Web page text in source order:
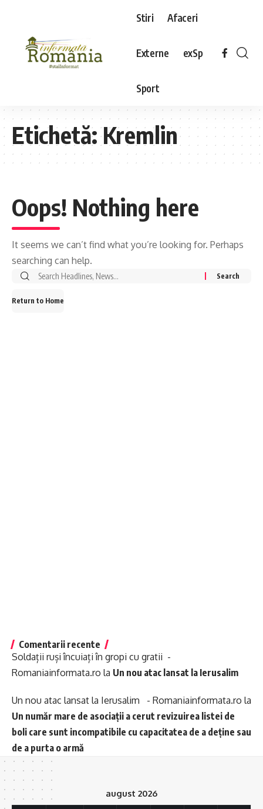
Stiri Afaceri
Externe exSp
Sport
Etichetă:Kremlin
Oops! Nothing here
It seems we can’t find what you’re looking for. Perhaps
searching can help.
Search
Return to Home
Comentarii recente
Soldații ruși încuiați în gropi cu gratii -
Romaniainformata.ro la Un nou atac lansat la Ierusalim
Un nou atac lansat la Ierusalim - Romaniainformata.ro la
Un număr mare de asociații a cerut revizuirea listei de
boli care sunt incompatibile cu capacitatea de a deține sau
de a purta o armă
august 2026